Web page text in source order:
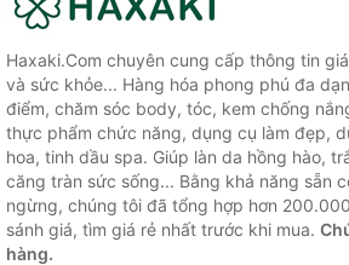
Haxaki.Com chuyên cung cấp thông tin
và sức khỏe... Hàng hóa phong phú đa
điểm, chăm sóc body, tóc, kem chống
thực phẩm chức năng, dụng cụ làm đẹp,
hoa, tinh dầu spa. Giúp làn da hồng hào,
căng tràn sức sống... Bằng khả năng sẵn
ngừng, chúng tôi đã tổng hợp hơn
sánh giá, tìm giá rẻ nhất trước khi mua.
hàng.